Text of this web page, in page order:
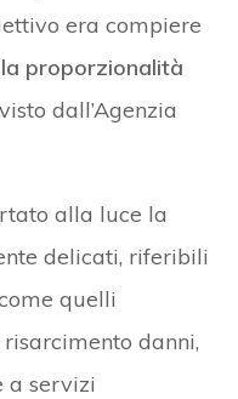
era compiere
proporzionalità
dall’Agenzia
alla luce la
delicati, riferibili
quelli
danni,
a servizi